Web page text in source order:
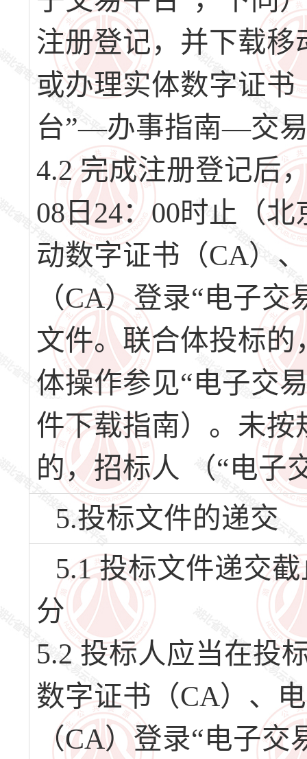
注册登记，并下载
或办理实体数字证
台”—办事指南—交
4.2 完成注册登记后
08日24：00时止（
动数字证书（CA）
（CA）登录“电子
文件。联合体投标
体操作参见“电子交
件下载指南）。未按
的，招标人 （“电子
5.投标文件的递交
5.1 投标文件递交
分
5.2 投标人应当在投
数字证书（CA）、
（CA）登录“电子